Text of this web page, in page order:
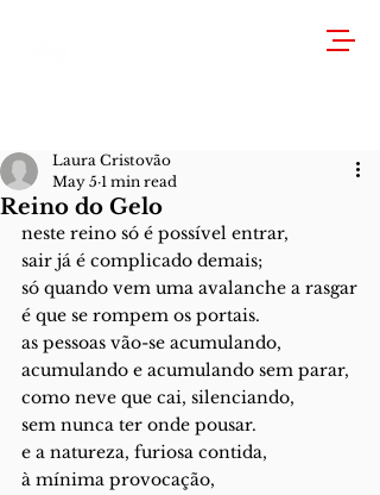
Reino do Gelo
Laura Cristovão
May 5 1 min read
neste reino só é possível entrar,
sair já é complicado demais;
só quando vem uma avalanche a rasgar
é que se rompem os portais.
as pessoas vão-se acumulando,
acumulando e acumulando sem parar,
como neve que cai, silenciando,
sem nunca ter onde pousar.
e a natureza, furiosa contida,
à mínima provocação,